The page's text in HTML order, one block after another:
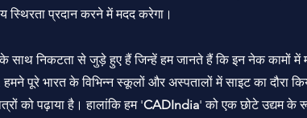
स्थिरता प्रदान करने में मदद करेगा।
निकटता से जुड़े हुए हैं जिन्हें हम जानते हैं कि इन नेक कामों में
पूरे भारत के विभिन्न स्कूलों और अस्पतालों में साइट का
को पढ़ाया है। हालांकि हम 'CADIndia' को एक छोटे उद्यम के